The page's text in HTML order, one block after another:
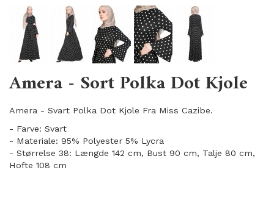
Amera - Sort Polka Dot Kjole
Amera - Svart Polka Dot Kjole Fra Miss Cazibe.
- Farve: Svart
- Materiale: 95% Polyester 5% Lycra
- Størrelse 38: Længde 142 cm, Bust 90 cm, Talje 80 cm,
Hofte 108 cm